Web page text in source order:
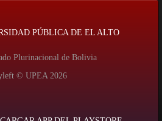
PÚBLICA DE EL ALTO
Plurinacional de Bolivia
© UPEA 2026